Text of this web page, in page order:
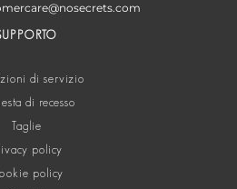
di servizio
di recesso
Taglie
policy
policy